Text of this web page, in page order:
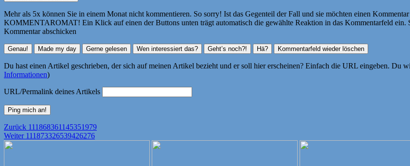
Mehr als 5x können Sie in einem Monat nicht kommentieren. So sorry! Ist das Gegenteil der Fall und sie möchten einen
KOMMENTAROMAT! Ein Klick auf einen der Buttons unten trägt automatisch die gewählte Reaktion in das Kommentarfeld
Kommentar abschicken
Du hast einen Artikel geschrieben, der sich auf meinen Artikel bezieht und er soll hier erscheinen? Einfach die URL eingeben. Du
Informationen)
URL/Permalink deines Artikels
Beitragsnavigation
Zurück Vorheriger
Beitrag:
111868361145351979
Weiter Nächster
111873326539426276